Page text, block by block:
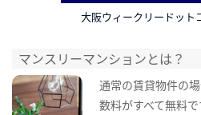
大阪ウィークリードット
マンスリーマンションとは？
通常の賃貸物件の
数料がすべて無料で